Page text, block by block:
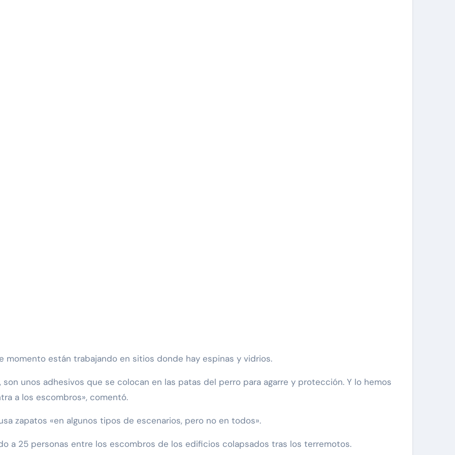
están trabajando en sitios donde hay espinas y vidrios.
unos adhesivos que se colocan en las patas del perro para agarre y protección. Y lo hemos
a los escombros», comentó.
zapatos «en algunos tipos de escenarios, pero no en todos».
a 25 personas entre los escombros de los edificios colapsados tras los terremotos.